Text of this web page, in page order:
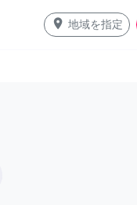
place 地域を指定